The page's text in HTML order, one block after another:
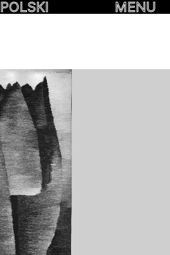
POLSKI MENU